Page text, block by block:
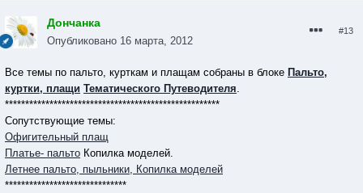
Дончанка
Опубликовано 16 марта, 2012
#13
Все темы по пальто, курткам и плащам собраны в блоке Пальто,
куртки, плащи Тематического Путеводителя.
*****************************************************
Сопутствующие темы:
Офигительный плащ
Платье- пальто Копилка моделей.
Летнее пальто, пыльники, Копилка моделей
******************************